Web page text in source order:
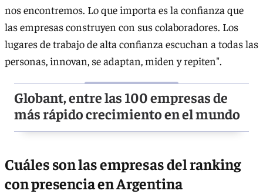
nos encontremos. Lo que importa es la confianza que
las empresas construyen con sus colaboradores. Los
lugares de trabajo de alta confianza escuchan a todas las
personas, innovan, se adaptan, miden y repiten".
Globant, entre las 100 empresas de
más rápido crecimiento en el mundo
Cuáles son las empresas del ranking
con presencia en Argentina